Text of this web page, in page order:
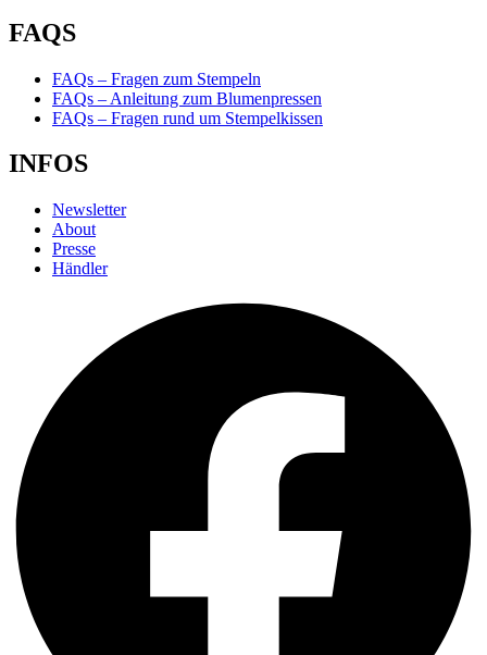
FAQS
FAQs – Fragen zum Stempeln
FAQs – Anleitung zum Blumenpressen
FAQs – Fragen rund um Stempelkissen
INFOS
Newsletter
About
Presse
Händler